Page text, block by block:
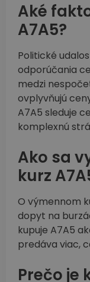
Aké
A7A5?
Politické
odporúčania
medzi
ovplyvňujú
A7A5 sleduje
komplexnú
Ako sa
kurz
O výmennom
dopyt na
kupuje A7A5
predáva viac,
Prečo je